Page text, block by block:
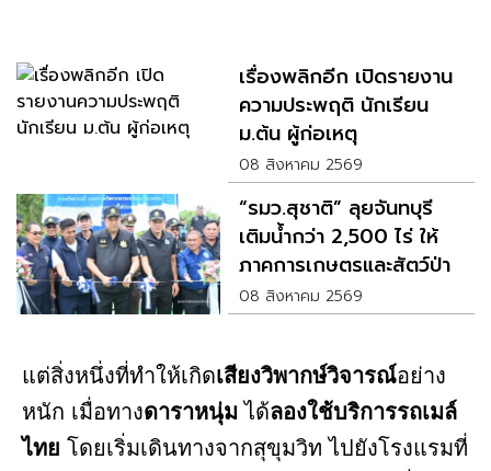
เรื่องพลิกอีก เปิดรายงาน
ความประพฤติ นักเรียน
ม.ต้น ผู้ก่อเหตุ
08 สิงหาคม 2569
“รมว.สุชาติ” ลุยจันทบุรี
เติมน้ำกว่า 2,500 ไร่ ให้
ภาคการเกษตรและสัตว์ป่า
08 สิงหาคม 2569
แต่สิ่งหนึ่งที่ทำให้เกิดเสียงวิพากษ์วิจารณ์อย่าง
หนัก เมื่อทางดาราหนุ่ม ได้ลองใช้บริการรถเมล์
ไทย โดยเริ่มเดินทางจากสุขุมวิท ไปยังโรงแรมที่